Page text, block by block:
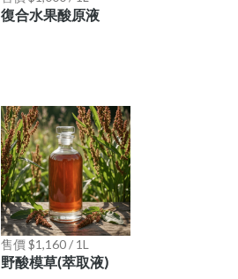
復合水果酸原液
售價 $1,160 / 1L
野酸模草(萃取液)